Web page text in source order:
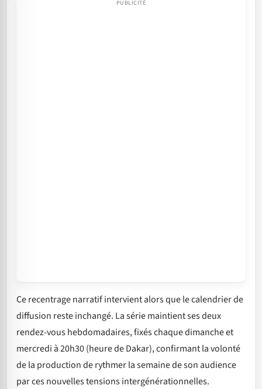
Ce recentrage narratif intervient alors que le calendrier de
diffusion reste inchangé. La série maintient ses deux
rendez-vous hebdomadaires, fixés chaque dimanche et
mercredi à 20h30 (heure de Dakar), confirmant la volonté
de la production de rythmer la semaine de son audience
par ces nouvelles tensions intergénérationnelles.